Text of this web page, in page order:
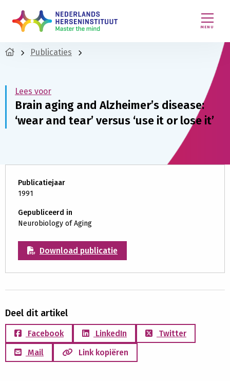
MENU
Publicaties
Lees voor
Brain aging and Alzheimer’s disease:
‘wear and tear’ versus ‘use it or lose it’
Publicatiejaar
1991
Gepubliceerd in
Neurobiology of Aging
Download publicatie
Deel dit artikel
Facebook LinkedIn
Twitter
Mail
Link kopiëren